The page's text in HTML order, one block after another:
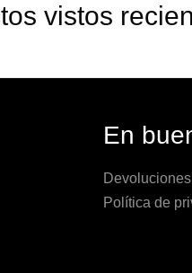
vistos
En
Política de